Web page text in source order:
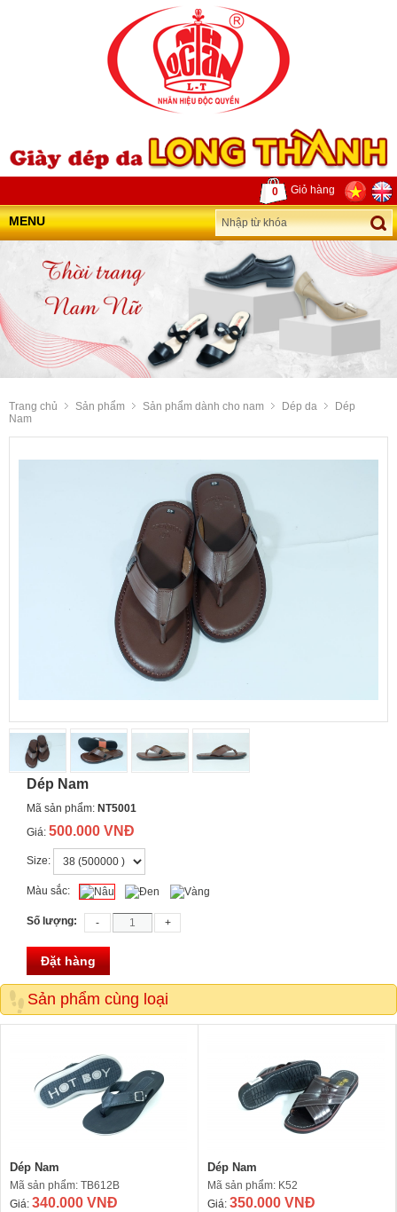
0 Giỏ hàng
MENU
Trang chủ Sản phẩm Sản phẩm dành cho nam Dép da
Dép
Nam
Dép Nam
Mã sản phẩm: NT5001
Giá: 500.000 VNĐ
Size:
Màu sắc:
Số lượng:
Đặt hàng
Sản phẩm cùng loại
Dép Nam
Mã sản phẩm: TB612B
Giá: 340.000 VNĐ
Dép Nam
Mã sản phẩm: K52
Giá: 350.000 VNĐ